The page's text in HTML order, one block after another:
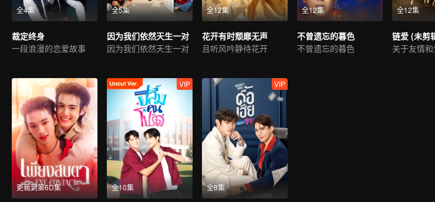
全4集
裁定终身
一段浪漫的恋爱故事
全5集
因为我们依然天生一对
因为我们依然天生一对
全12集
花开有时颓靡无声
且听风吟静待花开
全12集
不曾遗忘的暮色
不曾遗忘的暮色
全12集
链爱 (未剪
关于友情
更新到第6D集 全10集
VIP
全8集
VIP